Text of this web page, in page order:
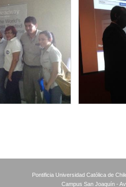
Pontificia Universidad Católica de
Campus San Joaquín -